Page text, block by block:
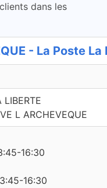
dans les
- La Poste La
LIBERTE
L ARCHEVEQUE
16:30
16:30